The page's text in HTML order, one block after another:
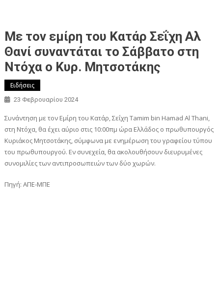
Με τον εμίρη του Κατάρ Σεΐχη Αλ
Θανί συναντάται το Σάββατο στη
Ντόχα ο Κυρ. Μητσοτάκης
Ειδήσεις
23 Φεβρουαρίου 2024
Συνάντηση με τον Εμίρη του Κατάρ, Σεΐχη Tamim bin Hamad Al Thani,
στη Ντόχα, θα έχει αύριο στις 10:00πμ ώρα Ελλάδος ο πρωθυπουργός
Κυριάκος Μητσοτάκης, σύμφωνα με ενημέρωση του γραφείου τύπου
του πρωθυπουργού. Εν συνεχεία, θα ακολουθήσουν διευρυμένες
συνομιλίες των αντιπροσωπειών των δύο χωρών.
Πηγή: ΑΠΕ-ΜΠΕ